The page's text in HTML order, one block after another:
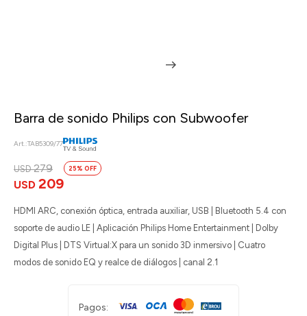
Barra de sonido Philips con Subwoofer
TAB5309/77
USD 209
USD 279 25
HDMI ARC, conexión óptica, entrada auxiliar, USB | Bluetooth 5.4 con
soporte de audio LE | Aplicación Philips Home Entertainment | Dolby
Digital Plus | DTS Virtual:X para un sonido 3D inmersivo | Cuatro
modos de sonido EQ y realce de diálogos | canal 2.1
Pagos: